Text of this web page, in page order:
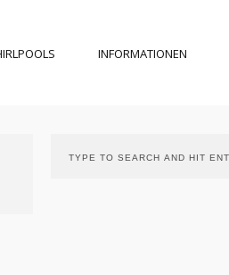
INFORMATIONEN